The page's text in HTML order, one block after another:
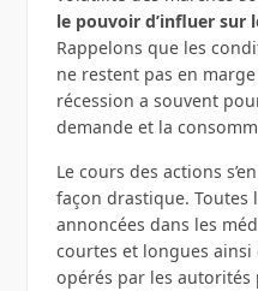
le pouvoir d’influer sur
Rappelons que les
ne restent pas en
récession a souvent
demande et la
Le cours des actions
façon drastique. Toutes
annoncées dans les
courtes et longues ainsi
opérés par les